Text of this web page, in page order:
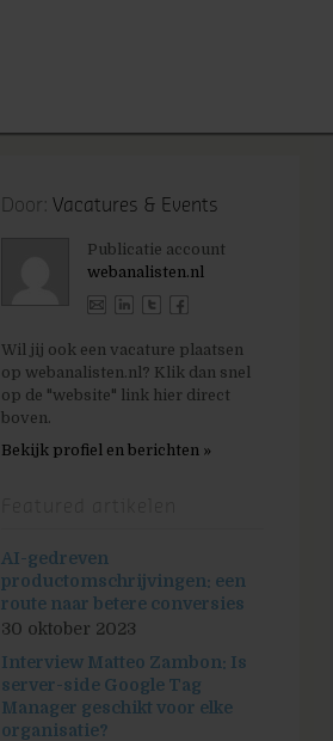
Door: Vacatures & Events
Publicatie account
webanalisten.nl
Wil jij ook een vacature plaatsen
op webanalisten.nl? Klik dan snel
op de "website" link hier direct
boven.
Bekijk profiel en berichten »
AI-gedreven
productomschrijvingen: een
route naar betere conversies
30 oktober 2023
Interview Matteo Zambon: Is
server-side Google Tag
Manager geschikt voor elke
organisatie?